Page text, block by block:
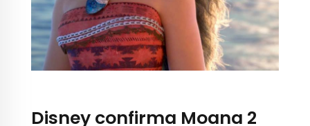
Disney confirma Moana 2